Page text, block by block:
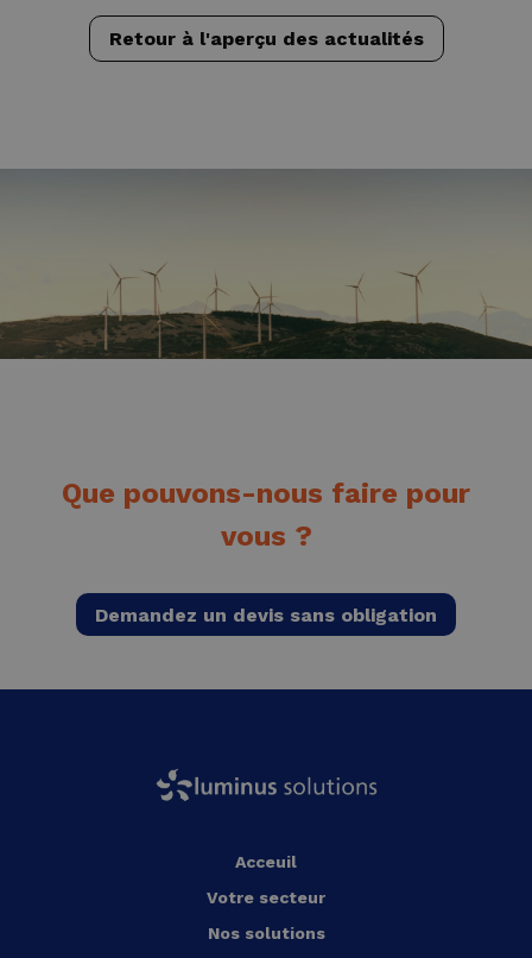
Retour à l'aperçu des actualités
Que pouvons-nous faire pour
vous ?
Demandez un devis sans obligation
Acceuil
Votre secteur
Nos solutions